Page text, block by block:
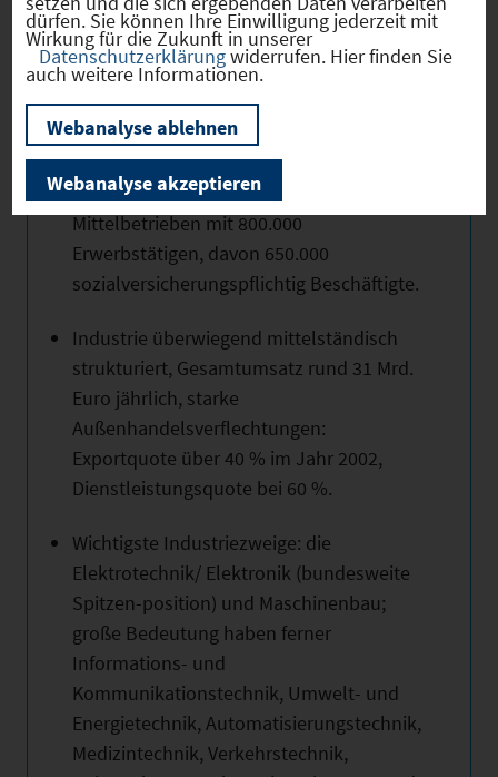
über 100.000 Unternehmen in der Region,
davon 90.000 Mitglieder der IHK.
Gesunde Mischung aus
Großunternehmen und
innovationsfreudigen Klein- und
Mittelbetrieben mit 800.000
Erwerbstätigen, davon 650.000
sozialversicherungspflichtig Beschäftigte.
Industrie überwiegend mittelständisch
strukturiert, Gesamtumsatz rund 31 Mrd.
Euro jährlich, starke
Außenhandelsverflechtungen:
Exportquote über 40 % im Jahr 2002,
Dienstleistungsquote bei 60 %.
Wichtigste Industriezweige: die
Elektrotechnik/ Elektronik (bundesweite
Spitzen-position) und Maschinenbau;
große Bedeutung haben ferner
Informations- und
Kommunikationstechnik, Umwelt- und
Energietechnik, Automatisierungstechnik,
Medizintechnik, Verkehrstechnik,
dürfen. Sie können Ihre Einwilligung jederzeit mit
Wirkung für die Zukunft in unserer
Datenschutzerklärungwiderrufen. Hier finden Sie
auch weitere Informationen.
Webanalyse ablehnen
Webanalyse akzeptieren